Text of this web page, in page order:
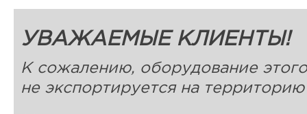
УВАЖАЕМЫЕ КЛИЕНТЫ!
К сожалению, оборудование
не экспортируется на